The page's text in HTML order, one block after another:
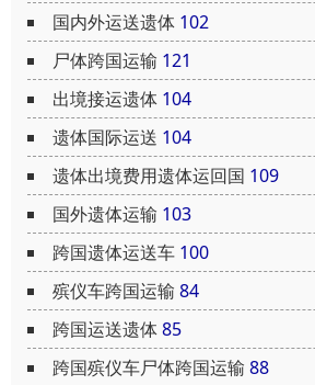
国内外运送遗体 102
尸体跨国运输 121
出境接运遗体 104
遗体国际运送 104
遗体出境费用遗体运回国 109
国外遗体运输 103
跨国遗体运送车 100
殡仪车跨国运输 84
跨国运送遗体85
跨国殡仪车尸体跨国运输 88